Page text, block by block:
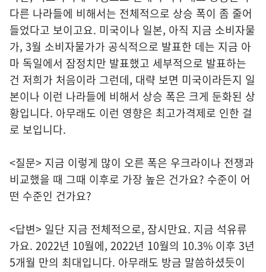
다른 나라들에 비해서는 전체적으로 상승 폭이 좀 줄어
들었다고 보이고요. 미국이나 일본, 아직 지금 소비자물
가, 3월 소비자물가가 공식적으로 발표한 데는 지금 아
마 독일에서 잠정치만 발표했고 세부적으로 발표하는
건 저희가 처음이라 그런데, 대략 보면 미국이라든지 일
본이나 이런 나라들에 비해서 상승 폭은 크게 둔화된 상
황입니다. 아무래도 이런 영향은 최고가격제로 인한 걸
로 보입니다.
<질문> 지금 이렇게 많이 오른 폭은 우크라이나 전쟁과
비교했을 때 그때 이후로 가장 높은 건가요? 수준이 어
떤 수준인 건가요?
<답변> 일단 지금 전체적으로, 잠시만요. 지금 석유류
가요. 2022년 10월에, 2022년 10월의 10.3% 이후 3년
5개월 만의 최대입니다. 아무래도 방금 말씀하셨듯이